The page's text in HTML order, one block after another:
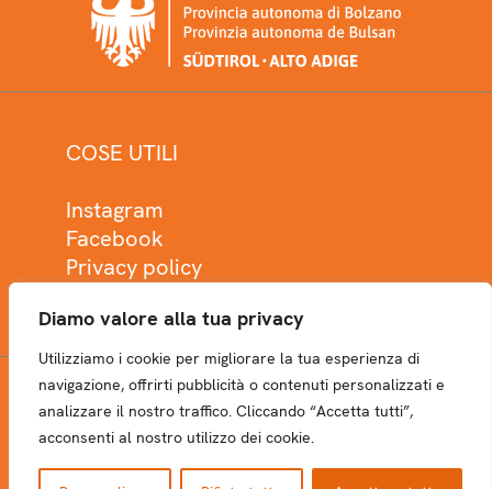
Diamo valore alla tua privacy
Utilizziamo i cookie per migliorare la tua esperienza di
navigazione, offrirti pubblicità o contenuti personalizzati e
analizzare il nostro traffico. Cliccando “Accetta tutti”,
acconsenti al nostro utilizzo dei cookie.
COSE UTILI
Instagram
Facebook
Privacy policy
NEWSLETTER